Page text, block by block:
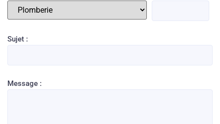
Sujet :
Message :